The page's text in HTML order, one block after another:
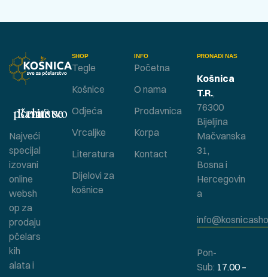
SHOP
Tegle
Košnice
Odjeća
Vrcaljke
Literatura
Dijelovi za
košnice
INFO
Početna
O nama
Prodavnica
Korpa
Kontact
Bavite se pčelarstvom ?
Najveći
specijal
izovani
online
websh
op za
prodaju
pčelars
kih
alata i
PRONAĐI NAS
Košnica
T.R.,
76300
Bijeljina
Mačvanska
31,
Bosna i
Hercegovin
a
Pon-
Sub: 17.00 –